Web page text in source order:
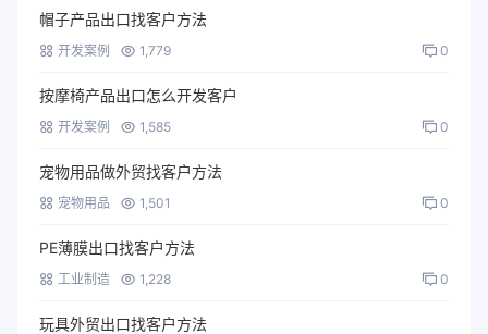
帽子产品出口找客户方法
开发案例 1,779 0
按摩椅产品出口怎么开发客户
开发案例 1,585 0
宠物用品做外贸找客户方法
宠物用品 1,501 0
PE薄膜出口找客户方法
工业制造 1,228 0
玩具外贸出口找客户方法